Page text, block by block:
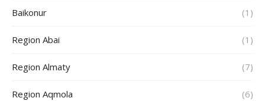
Baikonur (1)
Region Abai (1)
Region Almaty (7)
Region Aqmola (6)